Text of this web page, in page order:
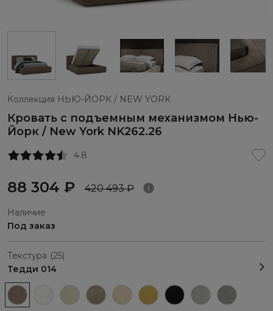
Коллекция НЬЮ-ЙОРК / NEW YORK
Кровать с подъемным механизмом Нью-
Йорк / New York NK262.26
4.8
88 304 ₽ 420 493 ₽
Наличие
Под заказ
Текстура (25)
Тедди 014